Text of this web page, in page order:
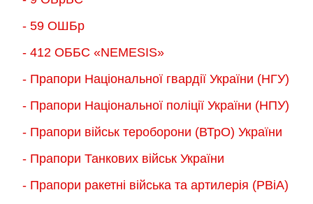
- 59 ОШБр
- 412 ОББС «NEMESIS»
- Прапори Національної гвардії України (НГУ)
- Прапори Національної поліції України (НПУ)
- Прапори військ тероборони (ВТрО) України
- Прапори Танкових військ України
- Прапори ракетні війська та артилерія (РВіА)